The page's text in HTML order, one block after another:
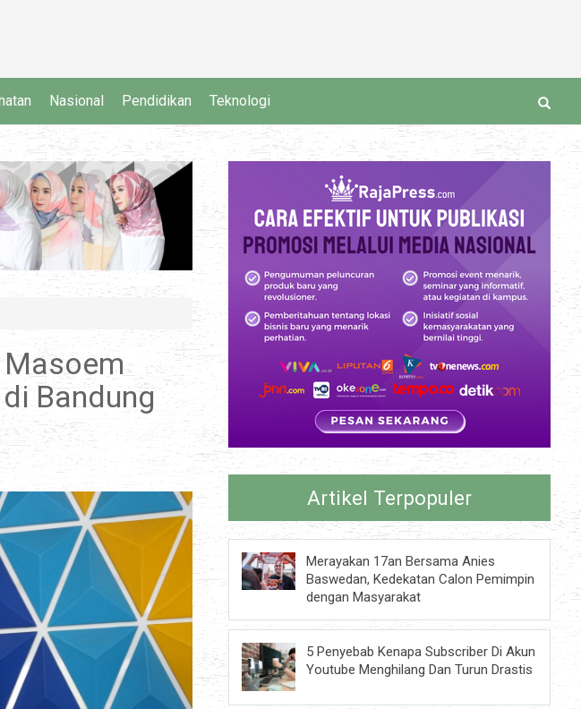
Nasional Pendidikan Teknologi
Bandung
Artikel Terpopuler
Merayakan 17an Bersama Anies
Baswedan, Kedekatan Calon Pemimpin
dengan Masyarakat
5 Penyebab Kenapa Subscriber Di Akun
Youtube Menghilang Dan Turun Drastis